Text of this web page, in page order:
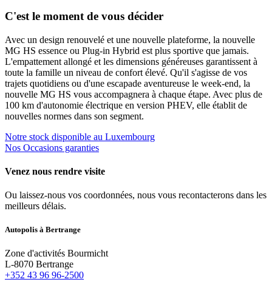
C'est le moment de vous décider
Avec un design renouvelé et une nouvelle plateforme, la nouvelle
MG HS essence ou Plug-in Hybrid est plus sportive que jamais.
L'empattement allongé et les dimensions généreuses garantissent à
toute la famille un niveau de confort élevé. Qu'il s'agisse de vos
trajets quotidiens ou d'une escapade aventureuse le week-end, la
nouvelle MG HS vous accompagnera à chaque étape. Avec plus de
100 km d'autonomie électrique en version PHEV, elle établit de
nouvelles normes dans son segment.
Notre stock disponible au Luxembourg
Nos Occasions garanties
Venez nous rendre visite
Ou laissez-nous vos coordonnées, nous vous recontacterons dans les
meilleurs délais.
Autopolis à Bertrange
Zone d'activités Bourmicht
L-8070 Bertrange
+352 43 96 96-2500